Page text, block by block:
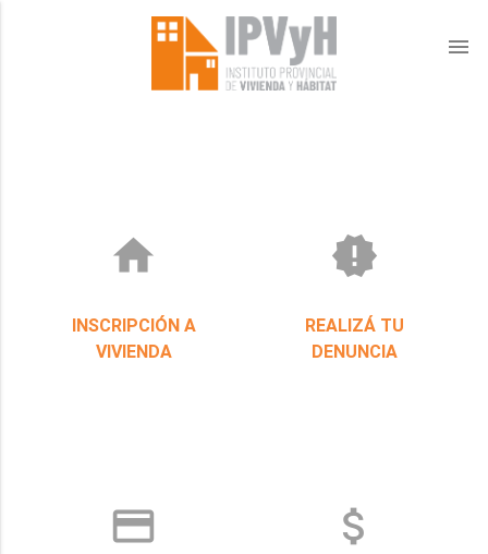
menu
home
INSCRIPCIÓN A
VIVIENDA
new_releases
REALIZÁ TU
DENUNCIA
credit_card attach_money